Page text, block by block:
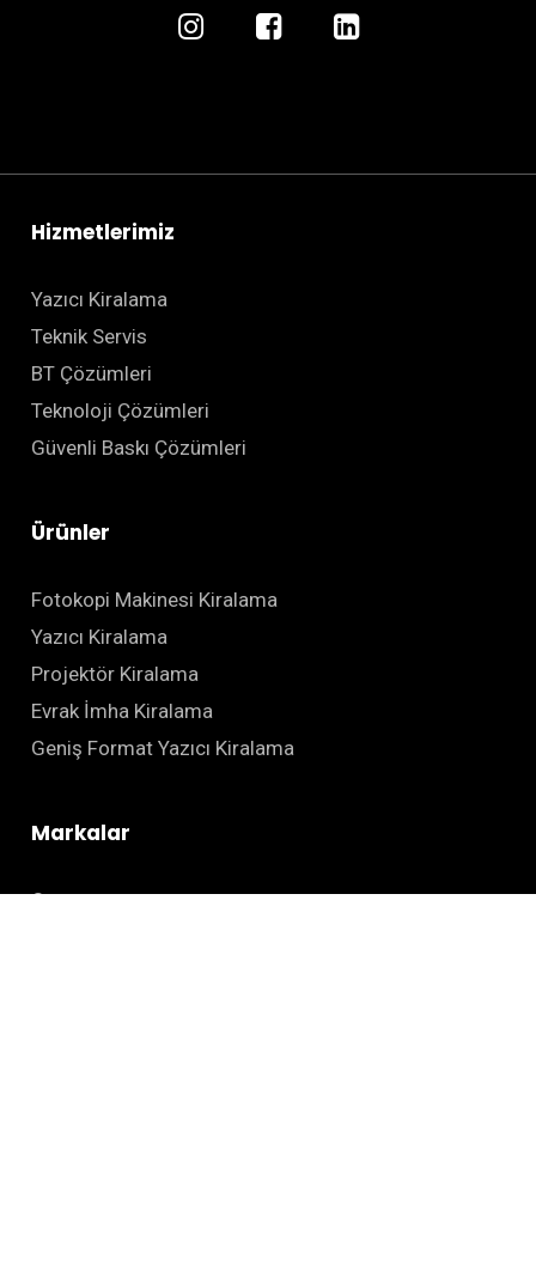
Hizmetlerimiz
Yazıcı Kiralama
Teknik Servis
BT Çözümleri
Teknoloji Çözümleri
Güvenli Baskı Çözümleri
Ürünler
Fotokopi Makinesi Kiralama
Yazıcı Kiralama
Projektör Kiralama
Evrak İmha Kiralama
Geniş Format Yazıcı Kiralama
Markalar
Canon